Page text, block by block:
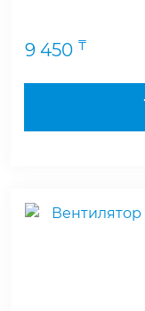
9 450 ₸